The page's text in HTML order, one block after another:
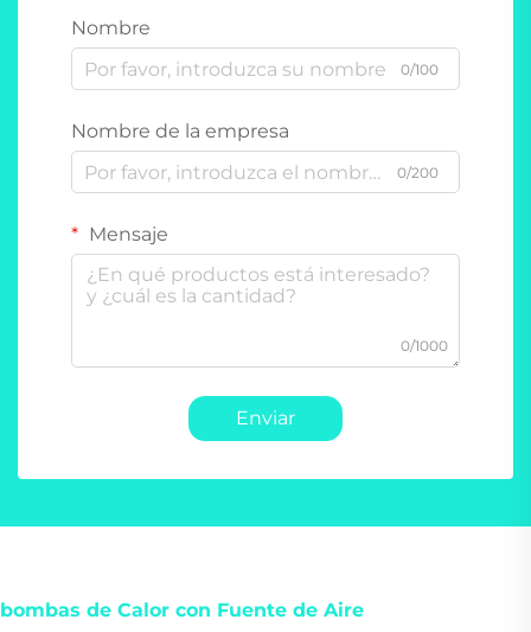
Nombre
0/100
Nombre de la empresa
0/200
Mensaje
0/1000
Enviar
bombas de Calor con Fuente de Aire